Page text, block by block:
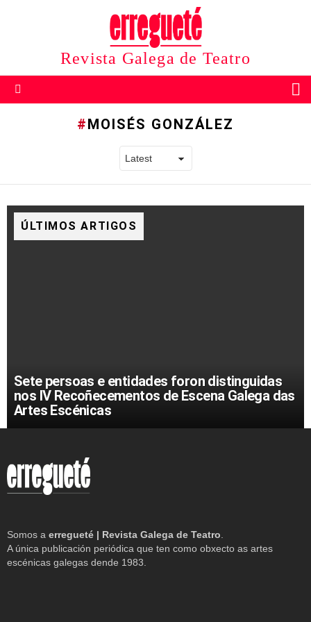
Revista Galega de Teatro
MOISÉS GONZÁLEZ
ÚLTIMOS ARTIGOS
Sete persoas e entidades foron distinguidas
nos IV Recoñecementos de Escena Galega das
Artes Escénicas
Somos a erregueté | Revista Galega de Teatro
A única publicación periódica que ten como obxecto as artes
escénicas galegas dende 1983.